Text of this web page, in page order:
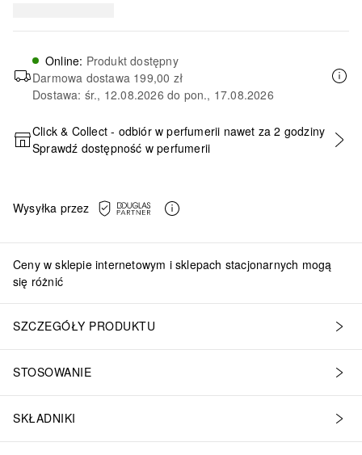
Online: Produkt dostępny
Darmowa dostawa 199,00 zł
Dostawa: śr., 12.08.2026 do pon., 17.08.2026
DODAJ DO KOSZYKA
Click & Collect - odbiór w perfumerii nawet za 2 godziny
Sprawdź dostępność w perfumerii
Wysyłka przez
Ceny w sklepie internetowym i sklepach stacjonarnych mogą
się różnić
SZCZEGÓŁY PRODUKTU
STOSOWANIE
SKŁADNIKI